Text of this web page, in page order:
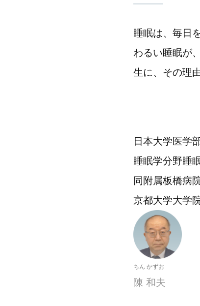
睡眠は、毎日
わるい睡眠が
生に、その理
日本大学医学
睡眠学分野睡
同附属板橋病
京都大学大学
ちん かずお
陳 和夫